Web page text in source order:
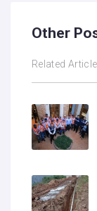
Other
Related